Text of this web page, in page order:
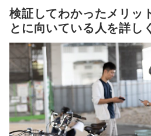
検証してわかったメリッ
とに向いている人を詳し